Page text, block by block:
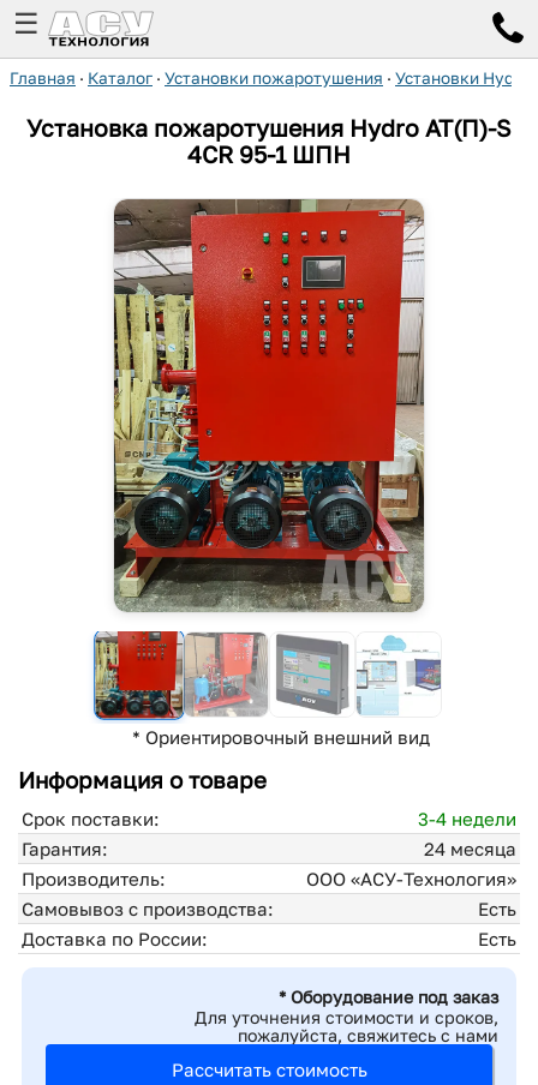
☰
Главная · Каталог · Установки пожаротушения · Установки
Установка пожаротушения Hydro AT(П)-S
4CR 95-1 ШПН
* Ориентировочный внешний вид
Информация о товаре
Срок поставки:
3-4 недели
Гарантия:
24 месяца
Производитель:
ООО «АСУ-Технология»
Самовывоз с производства:
Есть
Доставка по России:
Есть
* Оборудование под заказ
Для уточнения стоимости и сроков,
пожалуйста, свяжитесь с нами
Рассчитать стоимость